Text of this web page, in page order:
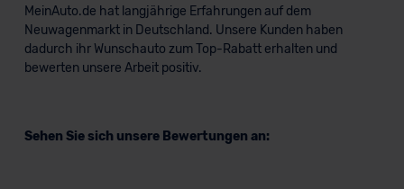
MeinAuto.de hat langjährige Erfahrungen auf dem
Neuwagenmarkt in Deutschland. Unsere Kunden haben
dadurch ihr Wunschauto zum Top-Rabatt erhalten und
bewerten unsere Arbeit positiv.
Sehen Sie sich unsere Bewertungen an: